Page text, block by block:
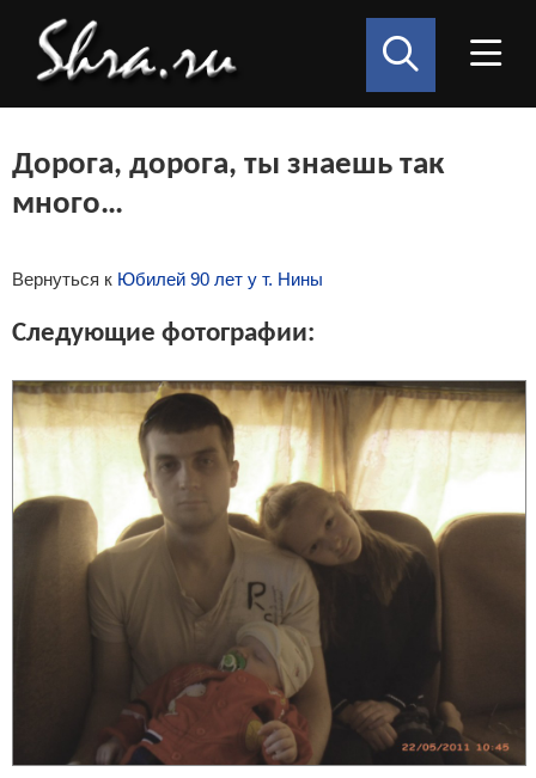
Дорога, дорога, ты знаешь так
много…
Вернуться к Юбилей 90 лет у т. Нины
Следующие фотографии: